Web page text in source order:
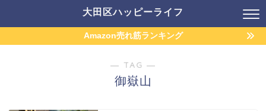
大田区ハッピーライフ
Amazon売れ筋ランキング
― TAG ―
御嶽山